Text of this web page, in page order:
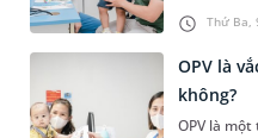
Thứ Ba,
ra. Tuy
dụng phụ
tượng sốt
không và
sau tiêm?
OPV là
không?
OPV là